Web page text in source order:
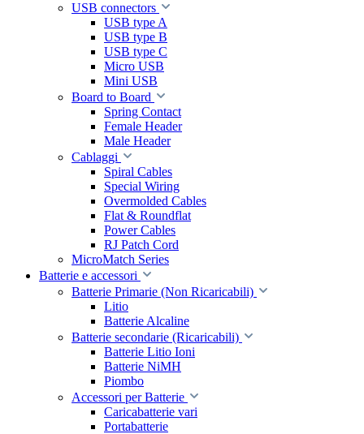
USB connectors
USB type A
USB type B
USB type C
Micro USB
Mini USB
Board to Board
Spring Contact
Female Header
Male Header
Cablaggi
Spiral Cables
Special Wiring
Overmolded Cables
Flat & Roundflat
Power Cables
RJ Patch Cord
MicroMatch Series
Batterie e accessori
Batterie Primarie (Non Ricaricabili)
Litio
Batterie Alcaline
Batterie secondarie (Ricaricabili)
Batterie Litio Ioni
Batterie NiMH
Piombo
Accessori per Batterie
Caricabatterie vari
Portabatterie